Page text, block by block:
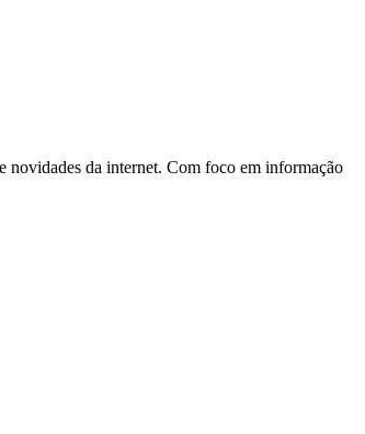
novidades da internet. Com foco em informação